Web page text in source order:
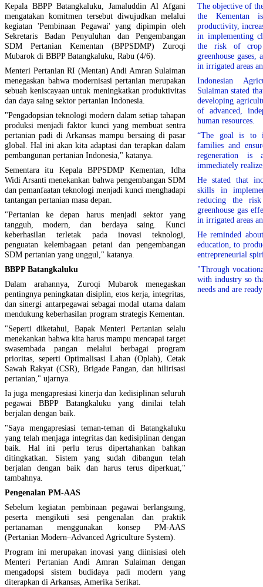
Kepala BBPP Batangkaluku, Jamaluddin Al Afgani
mengatakan komitmen tersebut diwujudkan melalui
kegiatan 'Pembinaan Pegawai' yang dipimpin oleh
Sekretaris Badan Penyuluhan dan Pengembangan
SDM Pertanian Kementan (BPPSDMP) Zuroqi
Mubarok di BBPP Batangkaluku, Rabu (4/6).
Menteri Pertanian RI (Mentan) Andi Amran Sulaiman
menegaskan bahwa modernisasi pertanian merupakan
sebuah keniscayaan untuk meningkatkan produktivitas
dan daya saing sektor pertanian Indonesia.
"Pengadopsian teknologi modern dalam setiap tahapan
produksi menjadi faktor kunci yang membuat sentra
pertanian padi di Arkansas mampu bersaing di pasar
global. Hal ini akan kita adaptasi dan terapkan dalam
pembangunan pertanian Indonesia," katanya.
Sementara itu Kepala BPPSDMP Kementan, Idha
Widi Arsanti menekankan bahwa pengembangan SDM
dan pemanfaatan teknologi menjadi kunci menghadapi
tantangan pertanian masa depan.
"Pertanian ke depan harus menjadi sektor yang
tangguh, modern, dan berdaya saing. Kunci
keberhasilan terletak pada inovasi teknologi,
penguatan kelembagaan petani dan pengembangan
SDM pertanian yang unggul," katanya.
BBPP Batangkaluku
Dalam arahannya, Zuroqi Mubarok menegaskan
pentingnya peningkatan disiplin, etos kerja, integritas,
dan sinergi antarpegawai sebagai modal utama dalam
mendukung keberhasilan program strategis Kementan.
"Seperti diketahui, Bapak Menteri Pertanian selalu
menekankan bahwa kita harus mampu mencapai target
swasembada pangan melalui berbagai program
prioritas, seperti Optimalisasi Lahan (Oplah), Cetak
Sawah Rakyat (CSR), Brigade Pangan, dan hilirisasi
pertanian," ujarnya.
Ia juga mengapresiasi kinerja dan kedisiplinan seluruh
pegawai BBPP Batangkaluku yang dinilai telah
berjalan dengan baik.
"Saya mengapresiasi teman-teman di Batangkaluku
yang telah menjaga integritas dan kedisiplinan dengan
baik. Hal ini perlu terus dipertahankan bahkan
ditingkatkan. Sistem yang sudah dibangun telah
berjalan dengan baik dan harus terus diperkuat,"
tambahnya.
Pengenalan PM-AAS
Sebelum kegiatan pembinaan pegawai berlangsung,
peserta mengikuti sesi pengenalan dan praktik
pertanaman menggunakan konsep PM-AAS
(Pertanian Modern–Advanced Agriculture System).
Program ini merupakan inovasi yang diinisiasi oleh
Menteri Pertanian Andi Amran Sulaiman dengan
mengadopsi sistem budidaya padi modern yang
diterapkan di Arkansas, Amerika Serikat.
The objective of
the Kementan
productivity,
in implementing
the risk of
greenhouse gases,
in irrigated areas
Indonesian
Sulaiman stated
developing
of advanced,
human resources.
“The goal is to
families and
regeneration is
immediately
He stated that
skills in
reducing the
greenhouse gas
in irrigated areas
He reminded
education, to
entrepreneurial
"Through
with industry so
needs and are